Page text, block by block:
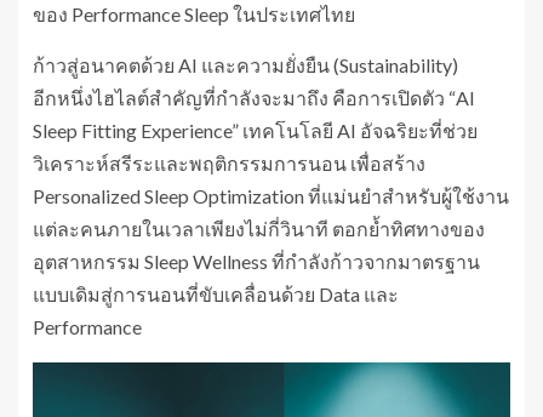
ของ Performance Sleep ในประเทศไทย
ก้าวสู่อนาคตด้วย AI และความยั่งยืน (Sustainability)
อีกหนึ่งไฮไลต์สำคัญที่กำลังจะมาถึง คือการเปิดตัว “AI
Sleep Fitting Experience” เทคโนโลยี AI อัจฉริยะที่ช่วย
วิเคราะห์สรีระและพฤติกรรมการนอน เพื่อสร้าง
Personalized Sleep Optimization ที่แม่นยำสำหรับผู้ใช้งาน
แต่ละคนภายในเวลาเพียงไม่กี่วินาที ตอกย้ำทิศทางของ
อุตสาหกรรม Sleep Wellness ที่กำลังก้าวจากมาตรฐาน
แบบเดิมสู่การนอนที่ขับเคลื่อนด้วย Data และ
Performance